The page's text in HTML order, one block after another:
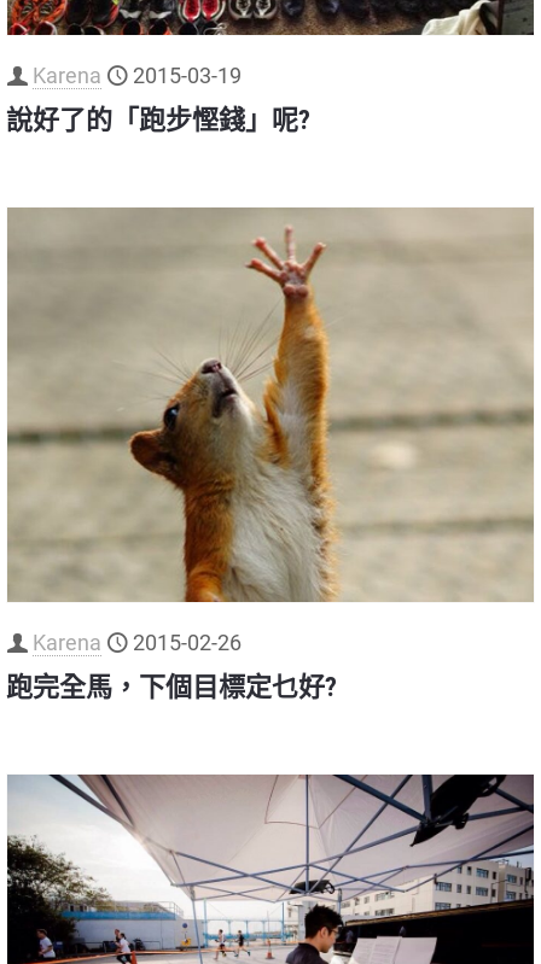
Karena 2015-03-19
說好了的「跑步慳錢」呢?
Karena 2015-02-26
跑完全馬，下個目標定乜好?